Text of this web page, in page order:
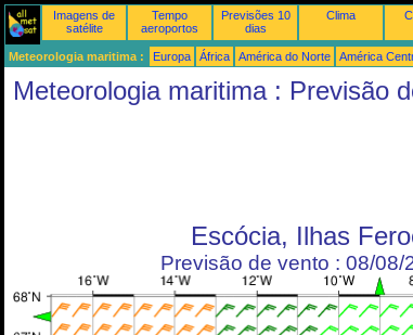
Imagens de
satélite
Tempo
aeroportos
Previsões 10
dias
Clima
Meteorologia maritima : Europa África América do Norte América
Meteorologia maritima : Previsão
Escócia, Ilhas
Previsão de vento : 08/08/